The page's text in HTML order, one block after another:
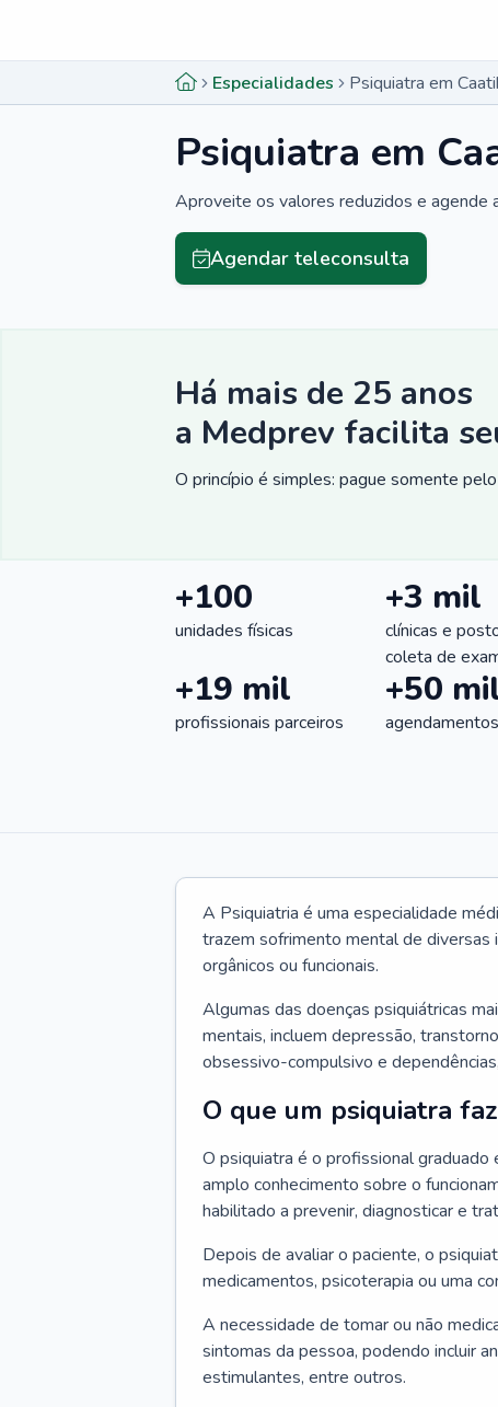
Especialidades Psiquiatra em
Psiquiatra em
Aproveite os valores reduzidos e agende
Agendar teleconsulta
Há mais de 25 anos
a Medprev facilita
O princípio é simples: pague somente
+100
unidades físicas
+3 mil
clínicas e
coleta de
+19 mil
profissionais parceiros
+50
A Psiquiatria é uma especialidade
trazem sofrimento mental de diversas
orgânicos ou funcionais.
Algumas das doenças psiquiátricas
mentais, incluem depressão,
obsessivo-compulsivo e
O que um psiquiatra faz
O psiquiatra é o profissional
amplo conhecimento sobre o
habilitado a prevenir, diagnosticar e
Depois de avaliar o paciente, o
medicamentos, psicoterapia ou uma
A necessidade de tomar ou não
sintomas da pessoa, podendo incluir
estimulantes, entre outros.